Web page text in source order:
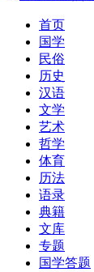
首页
国学
民俗
历史
汉语
文学
艺术
哲学
体育
历法
语录
典籍
文库
专题
国学答题